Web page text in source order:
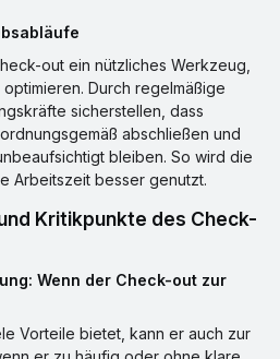
out ein nützliches Werkzeug,
Durch regelmäßige
sicherstellen, dass
abschließen und
bleiben. So wird die
Arbeitszeit besser genutzt.
Vorteile bietet, kann er auch zur